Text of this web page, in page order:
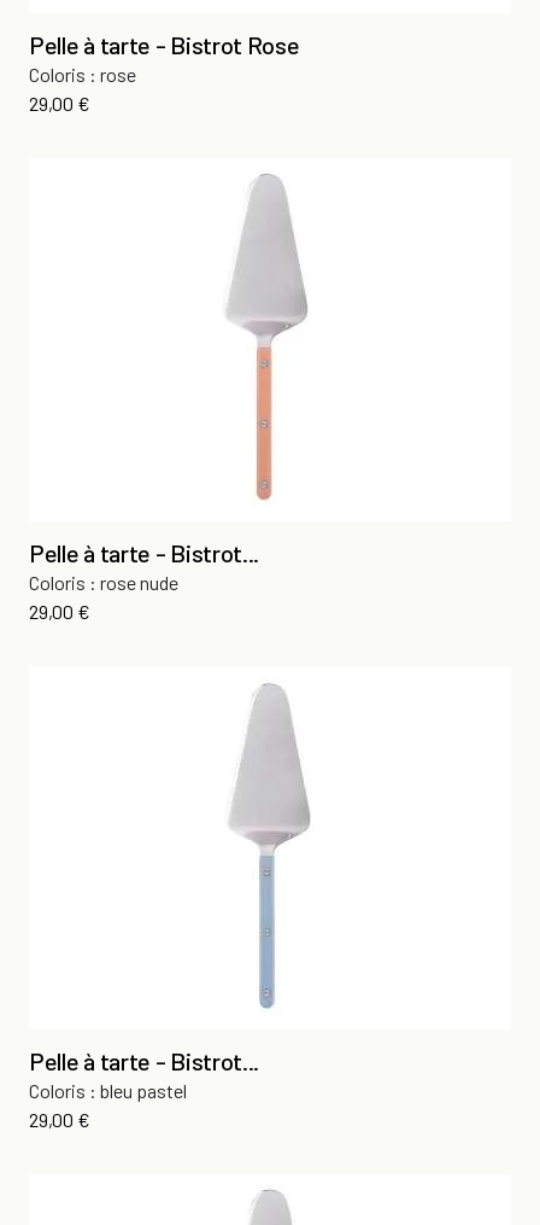
Pelle à tarte - Bistrot Rose
Coloris : rose
Prix
29,00 €
Pelle à tarte - Bistrot...
Coloris : rose nude
Prix
29,00 €
Pelle à tarte - Bistrot...
Coloris : bleu pastel
Prix
29,00 €